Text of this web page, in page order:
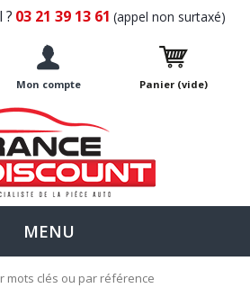
? 03 21 39 13 61 (appel non surtaxé)
Mon compte Panier (vide)
MENU
mots clés ou par référence